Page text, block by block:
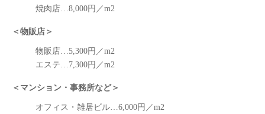
焼肉店…8,000円／m2
＜物販店＞
物販店…5,300円／m2
エステ…7,300円／m2
＜マンション・事務所など＞
オフィス・雑居ビル…6,000円／m2